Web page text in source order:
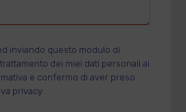
inviando questo modulo di
dei miei dati personali ai
e confermo di aver preso
privacy.